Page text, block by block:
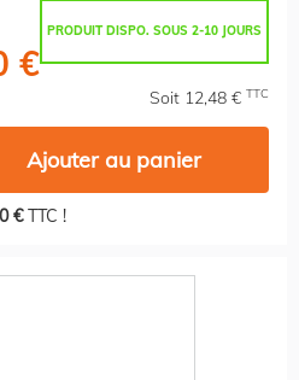
PRODUIT DISPO. SOUS 2-10 JOURS
€
Soit 12,48 € TTC
Ajouter au panier
€TTC !